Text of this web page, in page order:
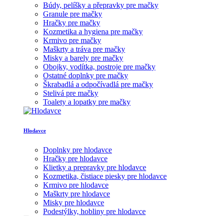
Búdy, pelíšky a přepravky pre mačky
Granule pre mačky
Hračky pre mačky
Kozmetika a hygiena pre mačky
Krmivo pre mačky
Maškrty a tráva pre mačky
Misky a barely pre mačky
Obojky, vodítka, postroje pre mačky
Ostatné doplnky pre mačky
Škrabadlá a odpočívadlá pre mačky
Stelivá pre mačky
Toalety a lopatky pre mačky
Hlodavce
Doplnky pre hlodavce
Hračky pre hlodavce
Klietky a prepravky pre hlodavce
Kozmetika, čistiace piesky pre hlodavce
Krmivo pre hlodavce
Maškrty pre hlodavce
Misky pre hlodavce
Podestýlky, hobliny pre hlodavce